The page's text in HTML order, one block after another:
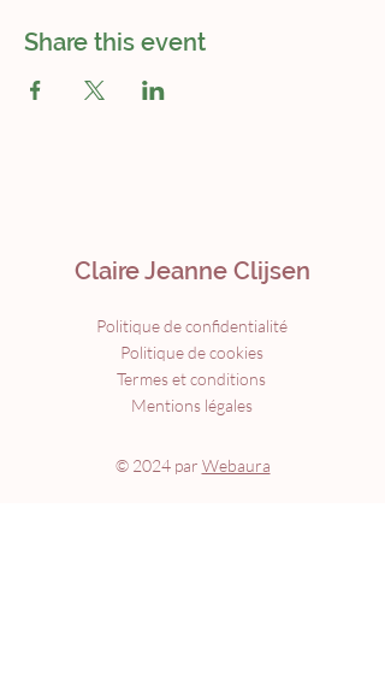
Share this event
Claire Jeanne Clijsen
Politique de confidentialité
Politique de cookies
Termes et conditions
Mentions légales
© 2024 par Webaura